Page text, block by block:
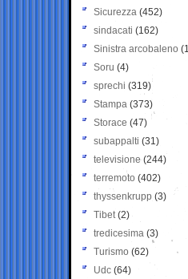
Sicurezza (452)
sindacati (162)
Sinistra arcobaleno
Soru (4)
sprechi (319)
Stampa (373)
Storace (47)
subappalti (31)
televisione(244)
terremoto (402)
thyssenkrupp (3)
Tibet(2)
tredicesima (3)
Turismo (62)
Udc (64)